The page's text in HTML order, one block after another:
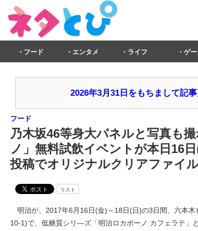
フード エンタメ ライフ ゲ
2026年3月31日をもちまして記
フード
乃木坂46等身大パネルと写真も
ノ」無料試飲イベントが本日16
投稿でオリジナルクリアファイ
リスト
明治が、2017年6月16日(金)～18日(日)の3日間、六本木
10-1)で、低糖質シリ―ズ「明治ロカボーノ カフェラテ」